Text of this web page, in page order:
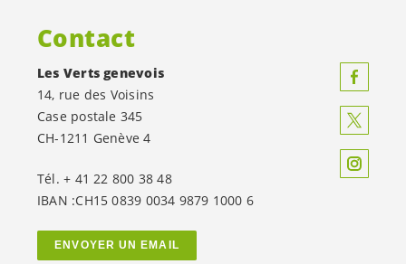
Contact
Les Verts genevois
14, rue des Voisins
Case postale 345
CH-1211 Genève 4
Tél. + 41 22 800 38 48
IBAN :CH15 0839 0034 9879 1000 6
ENVOYER UN EMAIL